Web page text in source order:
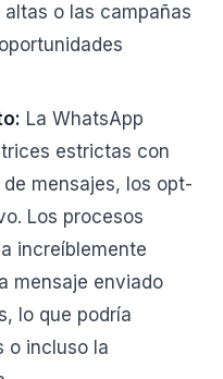
o las campañas
La WhatsApp
estrictas con
mensajes, los opt-
Los procesos
increíblemente
mensaje enviado
lo que podría
o incluso la